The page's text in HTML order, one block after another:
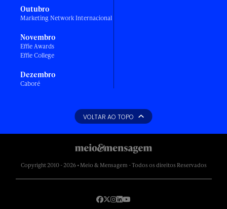
Outubro
Marketing Network Internacional
Novembro
Effie Awards
Effie College
Dezembro
Caboré
VOLTAR AO TOPO
Copyright 2010 - 2026 • Meio & Mensagem - Todos os direitos Reservados